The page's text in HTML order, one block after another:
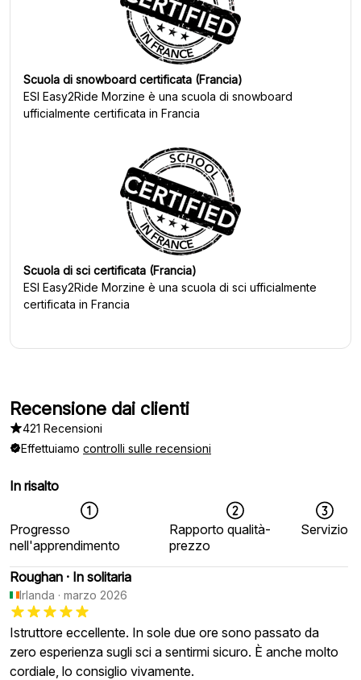
Scuola di snowboard certificata (Francia)
ESI Easy2Ride Morzine è una scuola di snowboard
ufficialmente certificata in Francia
Scuola di sci certificata (Francia)
ESI Easy2Ride Morzine è una scuola di sci ufficialmente
certificata in Francia
Recensione dai clienti
421 Recensioni
Effettuiamo controlli sulle recensioni
In risalto
Progresso
nell'apprendimento
Rapporto qualità-
prezzo
Servizio
Roughan · In solitaria
Irlanda · marzo 2026
Istruttore eccellente. In sole due ore sono passato da
zero esperienza sugli sci a sentirmi sicuro. È anche molto
cordiale, lo consiglio vivamente.